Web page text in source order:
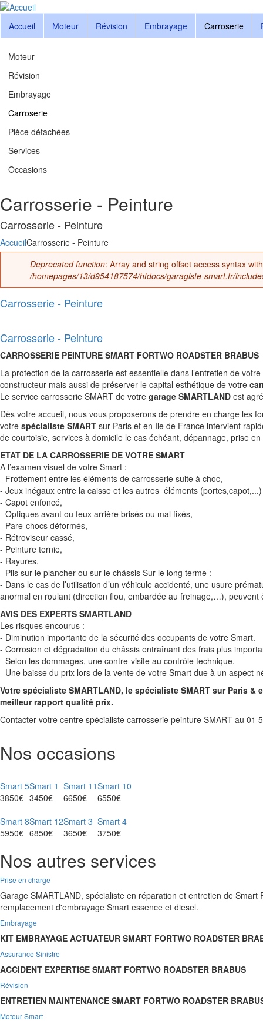
Accueil Moteur Révision Embrayage Carroserie
Moteur
Révision
Embrayage
Carroserie
Pièce détachées
Services
Occasions
Carrosserie - Peinture
Carrosserie - Peinture
Vous êtes ici
AccueilCarrosserie - Peinture
Message d'erreur
Deprecated function: Array and string offset access syntax
/homepages/13/d954187574/htdocs/garagiste-smart.fr/
Carrosserie - Peinture
Carrosserie - Peinture
CARROSSERIE PEINTURE SMART FORTWO ROADSTER BRABUS
La protection de la carrosserie est essentielle dans l’entretien de
constructeur mais aussi de préserver le capital esthétique de votre
Le service carrosserie SMART de votre garage SMARTLAND est
Dès votre accueil, nous vous proposerons de prendre en charge les
votre spécialiste SMART sur Paris et en Ile de France intervient
de courtoisie, services à domicile le cas échéant, dépannage, prise
ETAT DE LA CARROSSERIE DE VOTRE SMART
A l’examen visuel de votre Smart :
- Frottement entre les éléments de carrosserie suite à choc,
- Jeux inégaux entre la caisse et les autres éléments (portes,capot,...)
- Capot enfoncé,
- Optiques avant ou feux arrière brisés ou mal fixés,
- Pare-chocs déformés,
- Rétroviseur cassé,
- Peinture ternie,
- Rayures,
- Plis sur le plancher ou sur le châssis Sur le long terme :
- Dans le cas de l’utilisation d’un véhicule accidenté, une usure
anormal en roulant (direction flou, embardée au freinage,…), peuvent
AVIS DES EXPERTS SMARTLAND
Les risques encourus :
- Diminution importante de la sécurité des occupants de votre Smart.
- Corrosion et dégradation du châssis entraînant des frais plus
- Selon les dommages, une contre-visite au contrôle technique.
- Une baisse du prix lors de la vente de votre Smart due à un aspect
Votre spécialiste SMARTLAND, le spécialiste SMART sur Paris
meilleur rapport qualité prix.
Contacter votre centre spécialiste carrosserie peinture SMART au 01
Nos occasions
Smart 5
3850€
Smart 1
3450€
Smart 11
6650€
Smart 10
6550€
Smart 8
5950€
Smart 12
6850€
Smart 3
3650€
Smart 4
3750€
Nos autres services
Prise en charge
Garage SMARTLAND, spécialiste en réparation et entretien de
remplacement d'embrayage Smart essence et diesel.
Embrayage
KIT EMBRAYAGE ACTUATEUR SMART FORTWO ROADSTER
Assurance Sinistre
ACCIDENT EXPERTISE SMART FORTWO ROADSTER BRABUS
Révision
ENTRETIEN MAINTENANCE SMART FORTWO ROADSTER
Moteur Smart